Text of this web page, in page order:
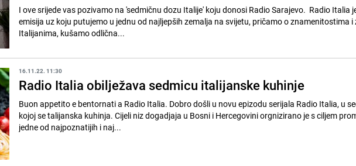
I ove srijede vas pozivamo na 'sedmičnu dozu Italije' koju donosi Radio Sarajevo. Radio Italia
emisija uz koju putujemo u jednu od najljepših zemalja na svijetu, pričamo o znamenitostima i
Italijanima, kušamo odlična...
16.11.22. 11:30
Radio Italia obilježava sedmicu italijanske kuhinje
Buon appetito e bentornati a Radio Italia. Dobro došli u novu epizodu serijala Radio Italia, u
kojoj se talijanska kuhinja. Cijeli niz dogadjaja u Bosni i Hercegovini orgnizirano je s ciljem
jedne od najpoznatijih i naj...